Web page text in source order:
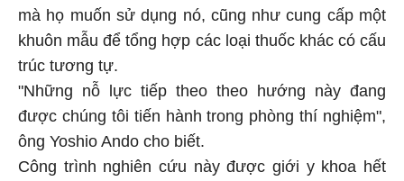
mà họ muốn sử dụng nó, cũng như cung cấp một
khuôn mẫu để tổng hợp các loại thuốc khác có cấu
trúc tương tự.
"Những nỗ lực tiếp theo theo hướng này đang
được chúng tôi tiến hành trong phòng thí nghiệm",
ông Yoshio Ando cho biết.
Công trình nghiên cứu này được giới y khoa hết